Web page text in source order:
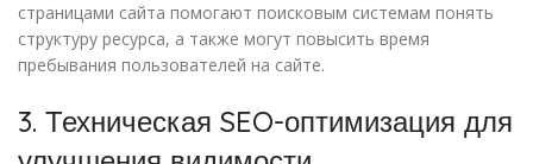
страницами сайта помогают поисковым системам понять
структуру ресурса, а также могут повысить время
пребывания пользователей на сайте.
3. Техническая SEO-оптимизация для